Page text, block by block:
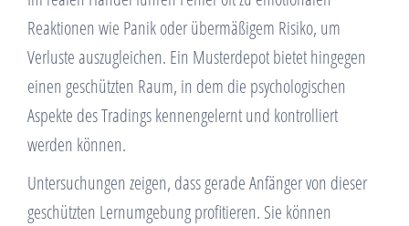
Reaktionen wie Panik oder übermäßigem Risiko, um
Verluste auszugleichen. Ein Musterdepot bietet hingegen
einen geschützten Raum, in dem die psychologischen
Aspekte des Tradings kennengelernt und kontrolliert
werden können.
Untersuchungen zeigen, dass gerade Anfänger von dieser
geschützten Lernumgebung profitieren. Sie können